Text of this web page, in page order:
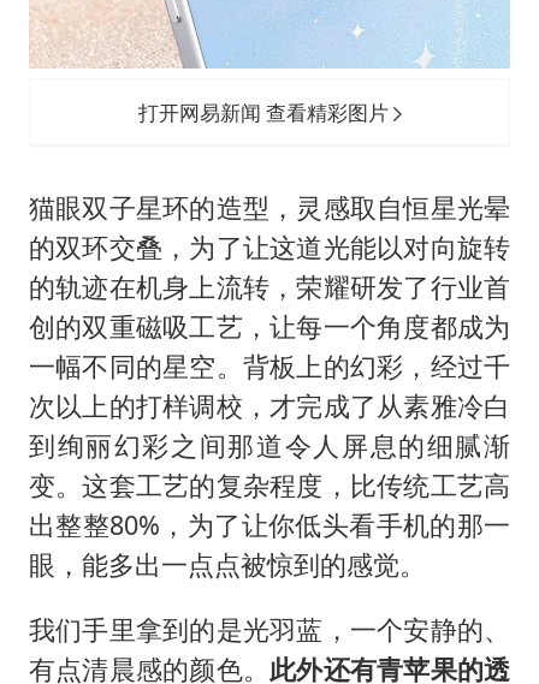
打开网易新闻 查看精彩图片
猫眼双子星环的造型，灵感取自恒星光晕
的双环交叠，为了让这道光能以对向旋转
的轨迹在机身上流转，荣耀研发了行业首
创的双重磁吸工艺，让每一个角度都成为
一幅不同的星空。背板上的幻彩，经过千
次以上的打样调校，才完成了从素雅冷白
到绚丽幻彩之间那道令人屏息的细腻渐
变。这套工艺的复杂程度，比传统工艺高
出整整80%，为了让你低头看手机的那一
眼，能多出一点点被惊到的感觉。
我们手里拿到的是光羽蓝，一个安静的、
有点清晨感的颜色。此外还有青苹果的透